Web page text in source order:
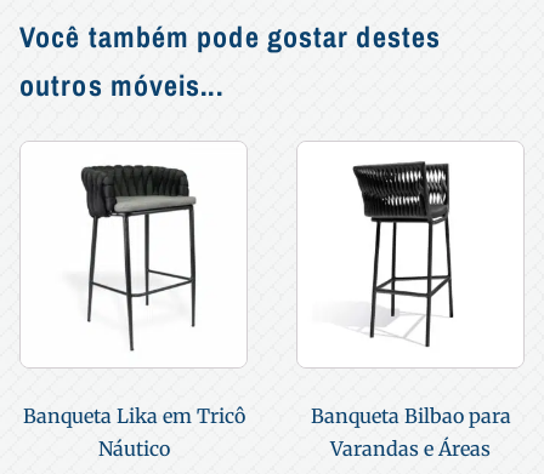
Você também pode gostar destes
outros móveis...
Banqueta Lika em Tricô
Náutico
Banqueta Bilbao para
Varandas e Áreas